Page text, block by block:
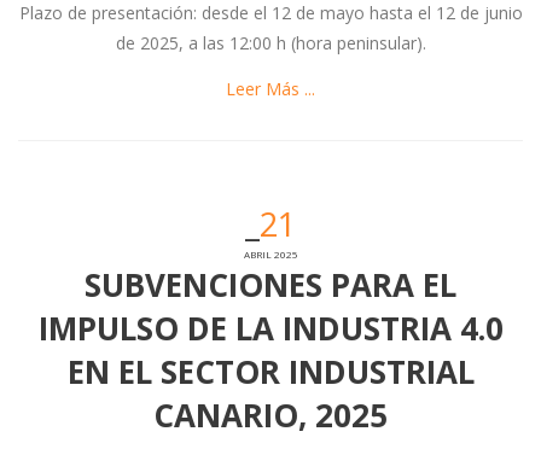
Plazo de presentación: desde el 12 de mayo hasta el 12 de junio
de 2025, a las 12:00 h (hora peninsular).
Leer Más ...
21
ABRIL 2025
SUBVENCIONES PARA EL
IMPULSO DE LA INDUSTRIA 4.0
EN EL SECTOR INDUSTRIAL
CANARIO, 2025